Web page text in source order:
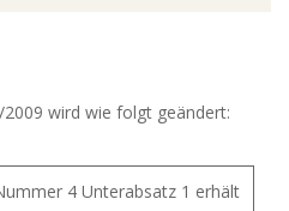
wird wie folgt geändert:
4 Unterabsatz 1 erhält